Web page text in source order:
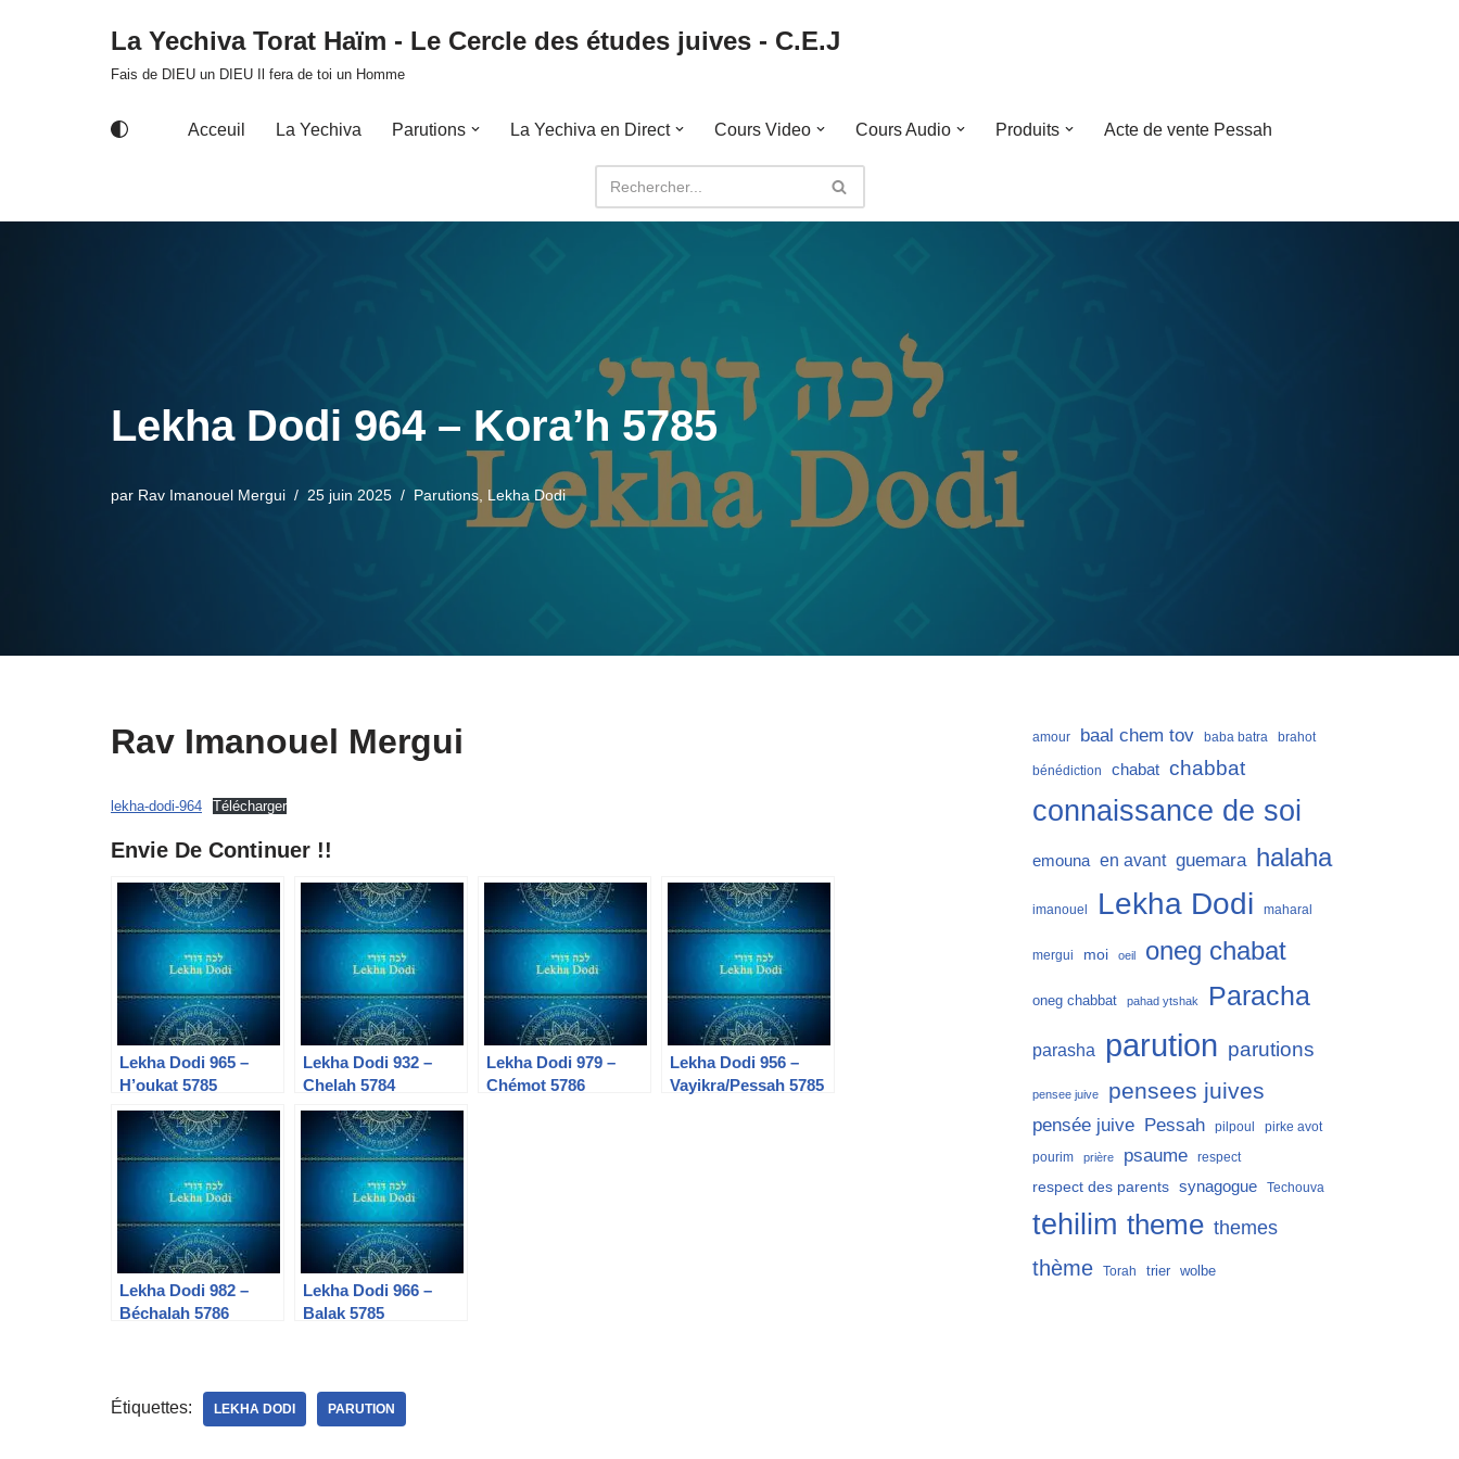
La Yechiva Torat Haïm - Le Cercle des études juives - C.E.J
Fais de DIEU un DIEU Il fera de toi un Homme
Acceuil La Yechiva Parutions La Yechiva en Direct Cours Video Cours Audio Produits Acte de vente Pessah
Lekha Dodi 964 – Kora’h 5785
par Rav Imanouel Mergui 25 juin 2025 Parutions Lekha Dodi
Rav Imanouel Mergui
lekha-dodi-964 Télécharger
Envie De Continuer !!
Lekha Dodi 965 –
H’oukat 5785
Lekha Dodi 932 –
Chelah 5784
Lekha Dodi 979 –
Chémot 5786
Lekha Dodi 956 –
Vayikra/Pessah 5785
Lekha Dodi 982 –
Béchalah 5786
Lekha Dodi 966 –
Balak 5785
Étiquettes: LEKHA DODI PARUTION
amour baal chem tov baba batra brahot
bénédiction chabat chabbat
connaissance de soi
emouna en avant guemara halaha
imanouel Lekha Dodi maharal
mergui moi oeil oneg chabat
oneg chabbat pahad ytshak Paracha
parasha parution parutions
pensee juive pensees juives
pensée juive Pessah pilpoul
pirke avot
pourim
prière psaume respect
respect des parents synagogue Techouva
tehilim theme themes
thème Torah trier wolbe